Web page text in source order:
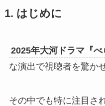
1. はじめに
2025年大河ドラマ『べ
な演出で視聴者を驚か
その中でも特に注目さ